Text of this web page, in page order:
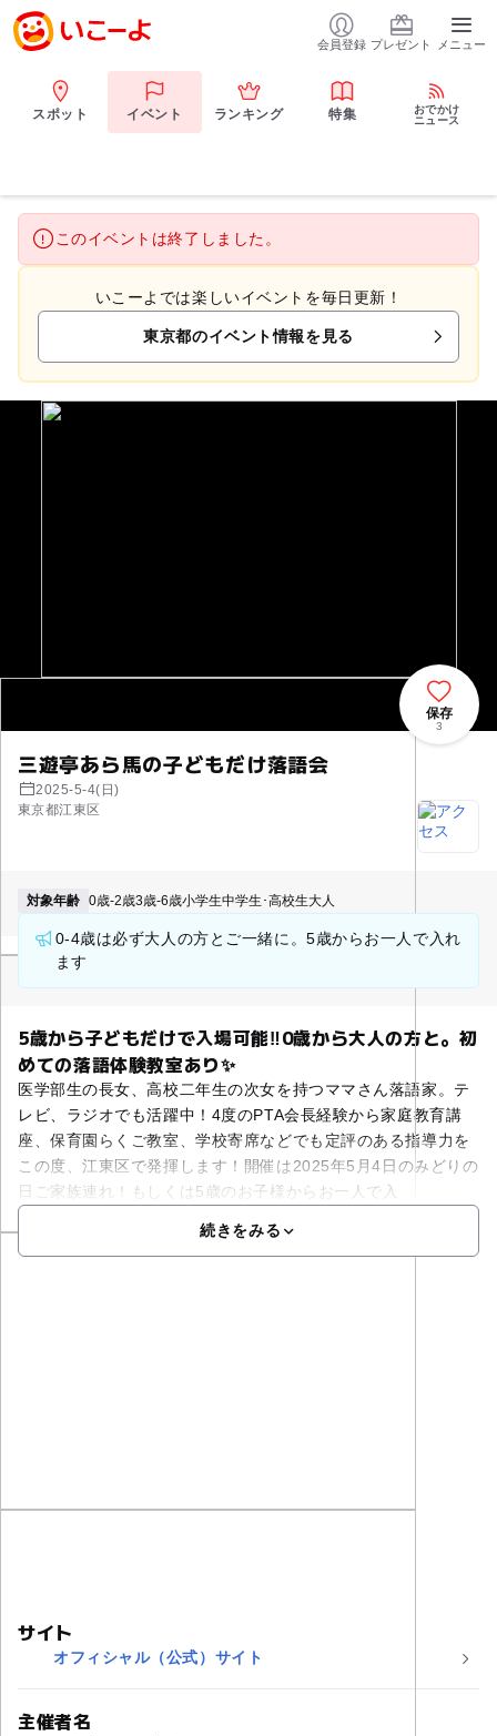
会員登録 プレゼント メニュー
スポット イベント ランキング 特集
おでかけ
ニュース
このイベントは終了しました。
いこーよでは楽しいイベントを毎日更新！
東京都のイベント情報を見る
三遊亭あら馬の子どもだけ落語会
2025-5-4(日)
東京都江東区
保存
3
対象年齢 0歳-2歳3歳-6歳小学生中学生･高校生大人
0-4歳は必ず大人の方とご一緒に。5歳からお一人で入れ
ます
5歳から子どもだけで入場可能‼️0歳から大人の方と。初
めての落語体験教室あり✨
医学部生の長女、高校二年生の次女を持つママさん落語家。テ
レビ、ラジオでも活躍中！4度のPTA会長経験から家庭教育講
座、保育園らくご教室、学校寄席などでも定評のある指導力を
この度、江東区で発揮します！開催は2025年5月4日のみどりの
日ご家族連れ！もしくは5歳のお子様からお一人で入
続きをみる
サイト
オフィシャル（公式）サイト
主催者名